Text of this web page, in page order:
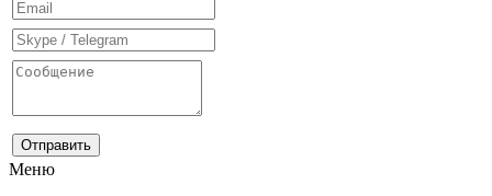
Меню